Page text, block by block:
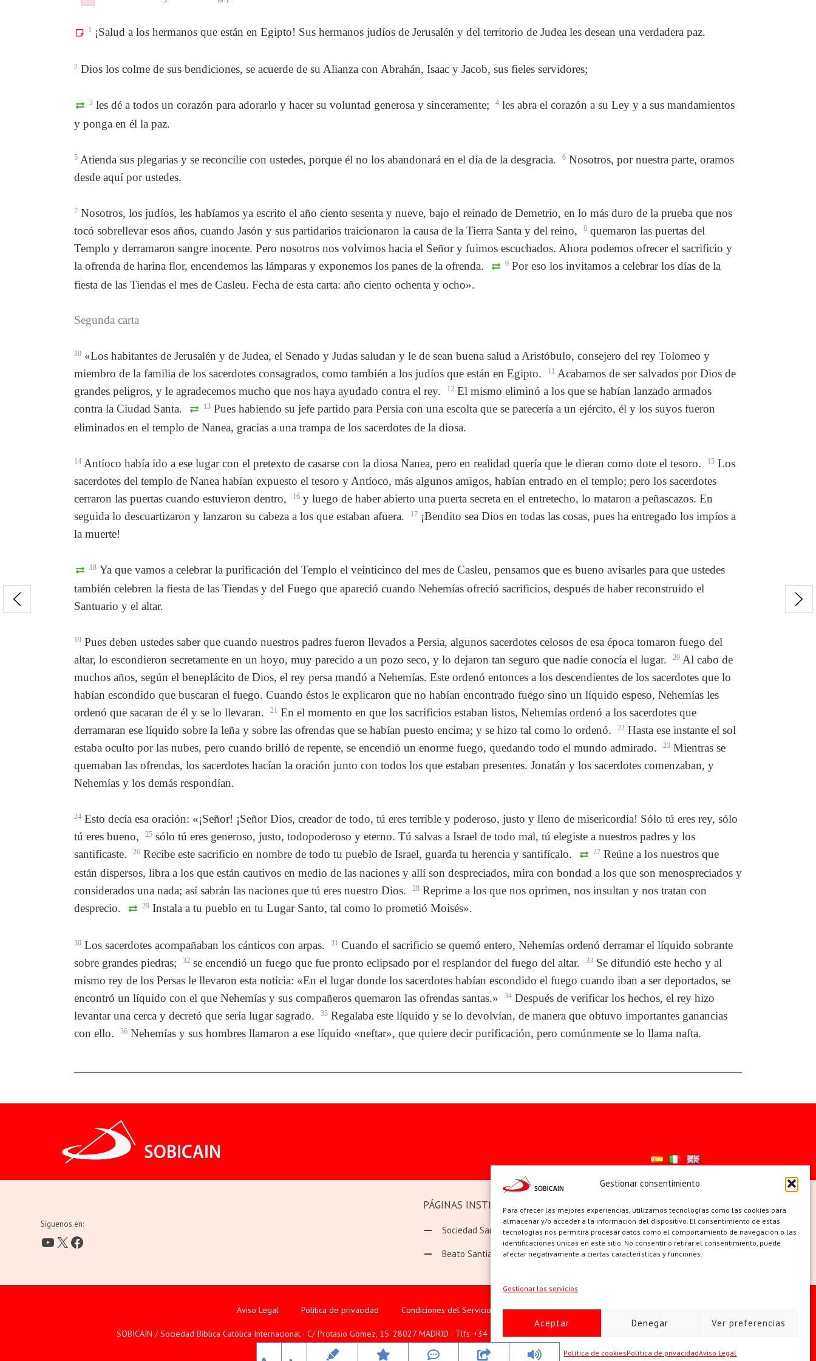
Gestionar consentimiento
Para ofrecer las mejores experiencias, utilizamos tecnologías como las cookies para
almacenar y/o acceder a la información del dispositivo. El consentimiento de estas
tecnologías nos permitirá procesar datos como el comportamiento de navegación o las
identificaciones únicas en este sitio. No consentir o retirar el consentimiento, puede
afectar negativamente a ciertas características y funciones.
Gestionar los servicios
Aceptar Denegar Ver preferencias
Política de cookiesPolítica de privacidadAviso Legal
1 ¡Salud a los hermanos que están en Egipto! Sus hermanos judíos de Jerusalén y del territorio de Judea les desean una verdadera paz.
2 Dios los colme de sus bendiciones, se acuerde de su Alianza con Abrahán, Isaac y Jacob, sus fieles servidores;
3 les dé a todos un corazón para adorarlo y hacer su voluntad generosa y sinceramente; 4 les abra el corazón a su Ley y a sus mandamientos
y ponga en él la paz.
5 Atienda sus plegarias y se reconcilie con ustedes, porque él no los abandonará en el día de la desgracia. 6 Nosotros, por nuestra parte, oramos
desde aquí por ustedes.
7 Nosotros, los judíos, les habíamos ya escrito el año ciento sesenta y nueve, bajo el reinado de Demetrio, en lo más duro de la prueba que nos
tocó sobrellevar esos años, cuando Jasón y sus partidarios traicionaron la causa de la Tierra Santa y del reino,
8 quemaron las puertas del
Templo y derramaron sangre inocente. Pero nosotros nos volvimos hacia el Señor y fuimos escuchados. Ahora podemos ofrecer el sacrificio y
la ofrenda de harina flor, encendemos las lámparas y exponemos los panes de la ofrenda.
9 Por eso los invitamos a celebrar los días de la
fiesta de las Tiendas el mes de Casleu. Fecha de esta carta: año ciento ochenta y ocho».
Segunda carta
10 «Los habitantes de Jerusalén y de Judea, el Senado y Judas saludan y le de sean buena salud a Aristóbulo, consejero del rey Tolomeo y
miembro de la familia de los sacerdotes consagrados, como también a los judíos que están en Egipto.
11 Acabamos de ser salvados por Dios de
grandes peligros, y le agradecemos mucho que nos haya ayudado contra el rey.
12 El mismo eliminó a los que se habían lanzado armados
contra la Ciudad Santa.
13 Pues habiendo su jefe partido para Persia con una escolta que se parecería a un ejército, él y los suyos fueron
eliminados en el templo de Nanea, gracias a una trampa de los sacerdotes de la diosa.
14 Antíoco había ido a ese lugar con el pretexto de casarse con la diosa Nanea, pero en realidad quería que le dieran como dote el tesoro. 15 Los
sacerdotes del templo de Nanea habían expuesto el tesoro y Antíoco, más algunos amigos, habían entrado en el templo; pero los sacerdotes
cerraron las puertas cuando estuvieron dentro,
16 y luego de haber abierto una puerta secreta en el entretecho, lo mataron a peñascazos. En
seguida lo descuartizaron y lanzaron su cabeza a los que estaban afuera.
17 ¡Bendito sea Dios en todas las cosas, pues ha entregado los impíos a
la muerte!
18 Ya que vamos a celebrar la purificación del Templo el veinticinco del mes de Casleu, pensamos que es bueno avisarles para que ustedes
también celebren la fiesta de las Tiendas y del Fuego que apareció cuando Nehemías ofreció sacrificios, después de haber reconstruido el
Santuario y el altar.
19 Pues deben ustedes saber que cuando nuestros padres fueron llevados a Persia, algunos sacerdotes celosos de esa época tomaron fuego del
altar, lo escondieron secretamente en un hoyo, muy parecido a un pozo seco, y lo dejaron tan seguro que nadie conocía el lugar.
20 Al cabo de
muchos años, según el beneplácito de Dios, el rey persa mandó a Nehemías. Este ordenó entonces a los descendientes de los sacerdotes que lo
habían escondido que buscaran el fuego. Cuando éstos le explicaron que no habían encontrado fuego sino un líquido espeso, Nehemías les
ordenó que sacaran de él y se lo llevaran.
21 En el momento en que los sacrificios estaban listos, Nehemías ordenó a los sacerdotes que
derramaran ese líquido sobre la leña y sobre las ofrendas que se habían puesto encima; y se hizo tal como lo ordenó.
22 Hasta ese instante el sol
estaba oculto por las nubes, pero cuando brilló de repente, se encendió un enorme fuego, quedando todo el mundo admirado.
23 Mientras se
quemaban las ofrendas, los sacerdotes hacían la oración junto con todos los que estaban presentes. Jonatán y los sacerdotes comenzaban, y
Nehemías y los demás respondían.
24 Esto decía esa oración: «¡Señor! ¡Señor Dios, creador de todo, tú eres terrible y poderoso, justo y lleno de misericordia! Sólo tú eres rey, sólo
tú eres bueno,
25 sólo tú eres generoso, justo, todopoderoso y eterno. Tú salvas a Israel de todo mal, tú elegiste a nuestros padres y los
santificaste.
26 Recibe este sacrificio en nombre de todo tu pueblo de Israel, guarda tu herencia y santifícalo. 27 Reúne a los nuestros que
están dispersos, libra a los que están cautivos en medio de las naciones y allí son despreciados, mira con bondad a los que son menospreciados y
considerados una nada; así sabrán las naciones que tú eres nuestro Dios.
28 Reprime a los que nos oprimen, nos insultan y nos tratan con
desprecio.
29 Instala a tu pueblo en tu Lugar Santo, tal como lo prometió Moisés».
30 Los sacerdotes acompañaban los cánticos con arpas. 31 Cuando el sacrificio se quemó entero, Nehemías ordenó derramar el líquido sobrante
sobre grandes piedras;
32 se encendió un fuego que fue pronto eclipsado por el resplandor del fuego del altar. 33 Se difundió este hecho y al
mismo rey de los Persas le llevaron esta noticia: «En el lugar donde los sacerdotes habían escondido el fuego cuando iban a ser deportados, se
encontró un líquido con el que Nehemías y sus compañeros quemaron las ofrendas santas.»
34 Después de verificar los hechos, el rey hizo
levantar una cerca y decretó que sería lugar sagrado.
35 Regalaba este líquido y se lo devolvían, de manera que obtuvo importantes ganancias
con ello.
36 Nehemías y sus hombres llamaron a ese líquido «neftar», que quiere decir purificación, pero comúnmente se lo llama nafta.
Síguenos en:
YouTube
X Facebook
PÁGINAS INSTITUCIONALES
Sociedad San Pablo
Beato Santiago Alberione
Aviso Legal Política de privacidad Condiciones del Servicio Política de cookies (UE)
SOBICAIN / Sociedad Bíblica Católica Internacional · C/ Protasio Gómez, 15. 28027 MADRID · Tlfs. +34 623 307 995 | +34 91 742 5113 · sobicain@sobicain.org
Todos los derechos © 2026 Sobicain
Failed to initialize plugin: wplink
Failed to initialize plugin: wplink